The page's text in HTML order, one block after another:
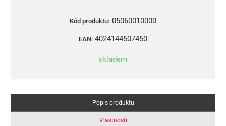
Kód produktu: 05060010000
EAN: 4024144507450
skladem
Popis produktu
Vlastnosti